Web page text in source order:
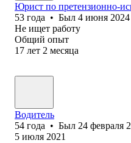
Юрист по претензионно-
53 года • Был 4 июня 2024
Не ищет работу
Общий опыт
17 лет 2 месяца
Водитель
54 года • Был 24 февраля
5 июля 2021